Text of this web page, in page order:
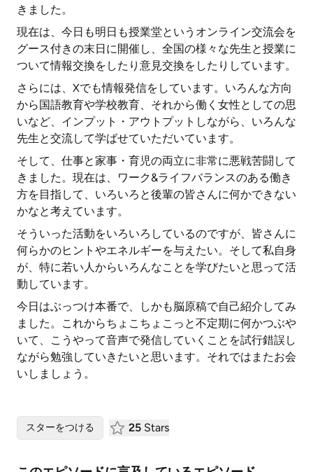
きました。
現在は、今日も明日も授業堂というオンライン交流会を
グース付きの末日に開催し、全国の様々な先生と授業に
ついて情報交換をしたり意見交換をしたりしています。
さらには、Xでも情報発信をしています。いろんな方向
から国語教育や学校教育、それから働く女性としての思
いなど、インプット・アウトプットしながら、いろんな
先生と交流して学ばせていただいています。
そして、仕事と家事・育児の両立に非常に悪戦苦闘して
きました。現在は、ワーク&ライフバランスのある働き
方を目指して、いろいろと後輩の皆さんに何かできない
かなと考えています。
そういった活動をいろいろしているのですが、皆さんに
何らかのヒントやエネルギーを与えたい。そして私自身
が、特に若い人からいろんなことを学びたいと思って活
動しています。
今日はぶっつけ本番で、しかも脳原稿で自己紹介してみ
ました。これからちょこちょこっと不定期に何かつぶや
いて、こうやって音声で発信していくことを試行錯誤し
ながら勉強していきたいと思います。それではまたお会
いしましょう。
スターをつける 25 Stars